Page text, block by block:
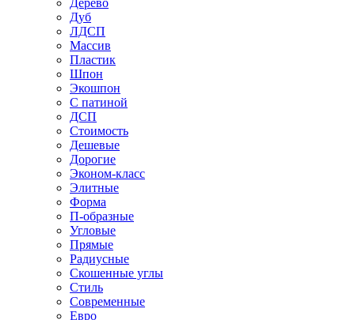
Дерево
Дуб
ЛДСП
Массив
Пластик
Шпон
Экошпон
С патиной
ДСП
Стоимость
Дешевые
Дорогие
Эконом-класс
Элитные
Форма
П-образные
Угловые
Прямые
Радиусные
Скошенные углы
Стиль
Современные
Евро